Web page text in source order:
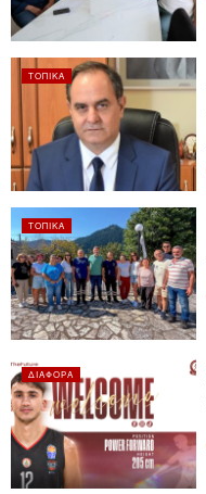
ΤΟΠΙΚΆ
ΤΟΠΙΚΆ
ΔΙΆΦΟΡΑ